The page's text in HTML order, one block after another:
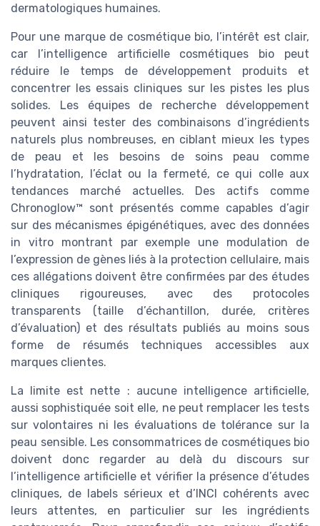
dermatologiques humaines.
Pour une marque de cosmétique bio, l’intérêt est clair,
car l’intelligence artificielle cosmétiques bio peut
réduire le temps de développement produits et
concentrer les essais cliniques sur les pistes les plus
solides. Les équipes de recherche développement
peuvent ainsi tester des combinaisons d’ingrédients
naturels plus nombreuses, en ciblant mieux les types
de peau et les besoins de soins peau comme
l’hydratation, l’éclat ou la fermeté, ce qui colle aux
tendances marché actuelles. Des actifs comme
Chronoglow™ sont présentés comme capables d’agir
sur des mécanismes épigénétiques, avec des données
in vitro montrant par exemple une modulation de
l’expression de gènes liés à la protection cellulaire, mais
ces allégations doivent être confirmées par des études
cliniques rigoureuses, avec des protocoles
transparents (taille d’échantillon, durée, critères
d’évaluation) et des résultats publiés au moins sous
forme de résumés techniques accessibles aux
marques clientes.
La limite est nette : aucune intelligence artificielle,
aussi sophistiquée soit elle, ne peut remplacer les tests
sur volontaires ni les évaluations de tolérance sur la
peau sensible. Les consommatrices de cosmétiques bio
doivent donc regarder au delà du discours sur
l’intelligence artificielle et vérifier la présence d’études
cliniques, de labels sérieux et d’INCI cohérents avec
leurs attentes, en particulier sur les ingrédients